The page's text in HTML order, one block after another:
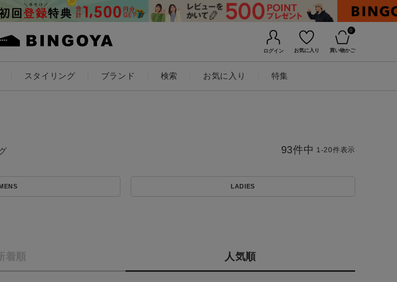
ログイン お気に入り
0
買い物かご
スタイリング ブランド 検索 お気に入り 特集
カテゴリから探す
店舗一覧
会社概要
価格
MENS LADIES
着順 人気順
93件中 1-20件表示